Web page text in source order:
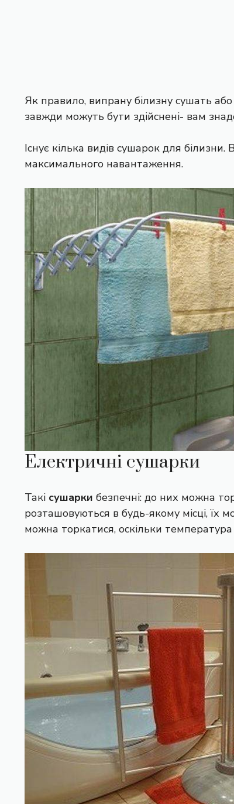
Як правило, випрану білизну сушать
завжди можуть бути здійснені- вам
Існує кілька видів сушарок для білизни.
максимального навантаження.
Електричні сушарки
Такі сушарки безпечні: до них можна
розташовуються в будь-якому місці,
можна торкатися, оскільки температура